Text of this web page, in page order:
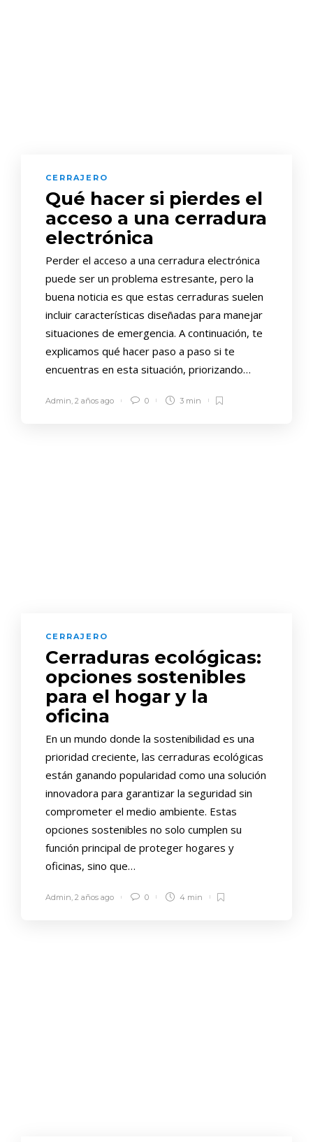
CERRAJERO
Qué hacer si pierdes el
acceso a una cerradura
electrónica
Perder el acceso a una cerradura electrónica
puede ser un problema estresante, pero la
buena noticia es que estas cerraduras suelen
incluir características diseñadas para manejar
situaciones de emergencia. A continuación, te
explicamos qué hacer paso a paso si te
encuentras en esta situación, priorizando…
Admin, 2 años ago 0 3 min
CERRAJERO
Cerraduras ecológicas:
opciones sostenibles
para el hogar y la
oficina
En un mundo donde la sostenibilidad es una
prioridad creciente, las cerraduras ecológicas
están ganando popularidad como una solución
innovadora para garantizar la seguridad sin
comprometer el medio ambiente. Estas
opciones sostenibles no solo cumplen su
función principal de proteger hogares y
oficinas, sino que…
Admin, 2 años ago 0 4 min